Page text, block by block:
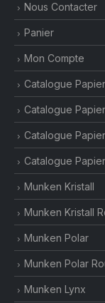
Nous Contacter
Panier
Mon Compte
Catalogue
Catalogue
Catalogue
Catalogue
Munken Kristall
Munken Kristall
Munken Polar
Munken Polar
Munken Lynx